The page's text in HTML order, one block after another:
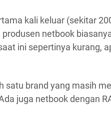
kali keluar (sekitar
produsen netbook
ini sepertinya kurang,
satu brand yang masih
juga netbook dengan